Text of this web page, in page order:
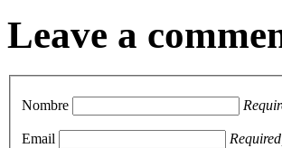
Leave a
Nombre
Email